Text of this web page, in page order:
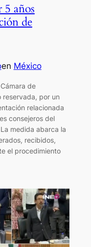
años
de
en México
de
reservada, por un
relacionada
consejeros del
medida abarca la
recibidos,
el procedimiento